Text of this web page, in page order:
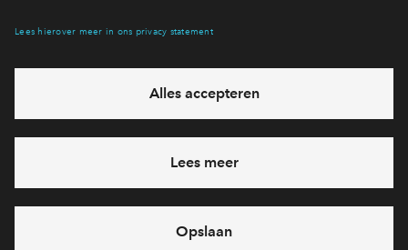
eventuele projecten
Ja, ik wil mij aanmelden
Heb je een vraag en wil je direct antwoord? Bel ons op088-
7122667
6 dagen per week beschikbaar (behalve tijdens